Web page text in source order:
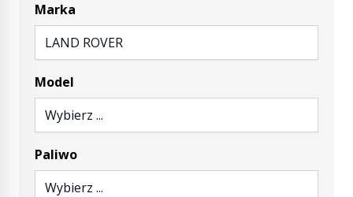
Marka
LAND ROVER
Model
Wybierz ...
Paliwo
Wybierz ...